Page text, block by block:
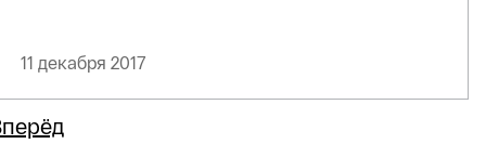
11 декабря 2017